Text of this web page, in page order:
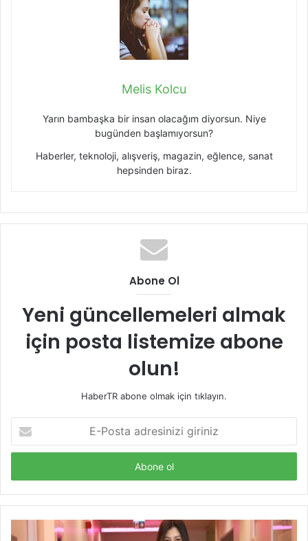
Melis Kolcu
Yarın bambaşka bir insan olacağım diyorsun. Niye
bugünden başlamıyorsun?
Haberler, teknoloji, alışveriş, magazin, eğlence, sanat
hepsinden biraz.
Abone Ol
Yeni güncellemeleri almak
için posta listemize abone
olun!
HaberTR abone olmak için tıklayın.
Posta
adresinizi